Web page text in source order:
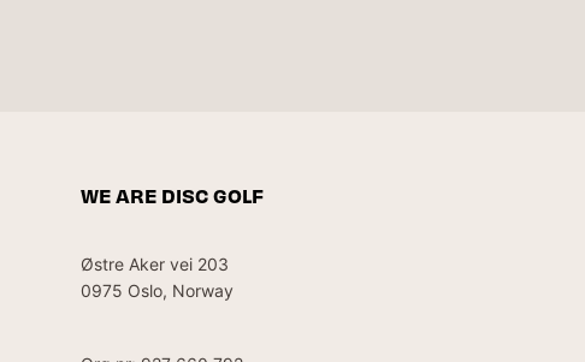
WE ARE DISC GOLF
Østre Aker vei 203
0975 Oslo, Norway